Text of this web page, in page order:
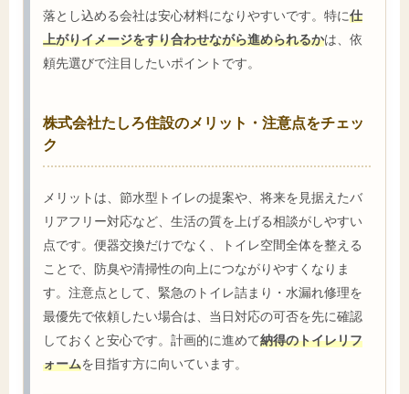
落とし込める会社は安心材料になりやすいです。特に仕
上がりイメージをすり合わせながら進められるかは、依
頼先選びで注目したいポイントです。
株式会社たしろ住設のメリット・注意点をチェッ
ク
メリットは、節水型トイレの提案や、将来を見据えたバ
リアフリー対応など、生活の質を上げる相談がしやすい
点です。便器交換だけでなく、トイレ空間全体を整える
ことで、防臭や清掃性の向上につながりやすくなりま
す。注意点として、緊急のトイレ詰まり・水漏れ修理を
最優先で依頼したい場合は、当日対応の可否を先に確認
しておくと安心です。計画的に進めて納得のトイレリフ
ォームを目指す方に向いています。